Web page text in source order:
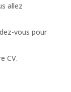
allez
vous pour
CV.